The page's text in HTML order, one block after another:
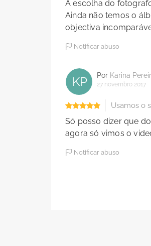
A escolha do
Ainda não temos o
objectiva
Notificar abuso
KP Por Karina
27 novembro 2017
Usamos o
Só posso dizer que
agora só vimos o
Notificar abuso